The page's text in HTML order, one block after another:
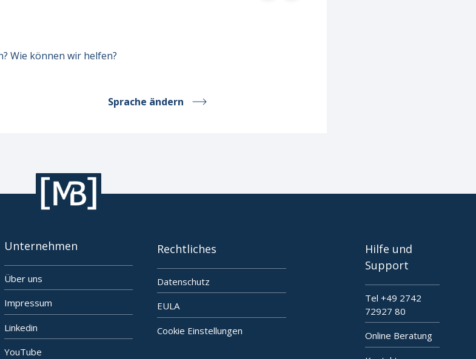
Wie können wir helfen?
Sprache ändern
Unternehmen
Über uns
Impressum
Linkedin
YouTube
Rechtliches
Datenschutz
EULA
Cookie Einstellungen
Hilfe und
Support
Tel +49 2742
72927 80
Online Beratung